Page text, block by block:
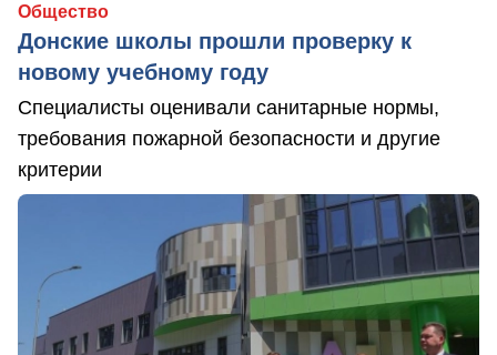
Общество
Донские школы прошли проверку к
новому учебному году
Специалисты оценивали санитарные нормы,
требования пожарной безопасности и другие
критерии